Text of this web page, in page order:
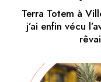
Terra Totem à
j’ai enfin vécu